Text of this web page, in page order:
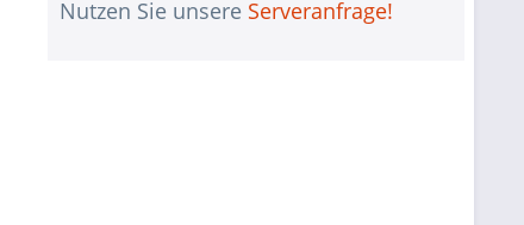
Nutzen Sie unsere Serveranfrage!